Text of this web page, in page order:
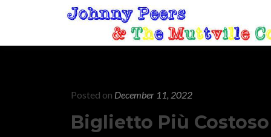
Posted on December 11, 2022
Biglietto Più